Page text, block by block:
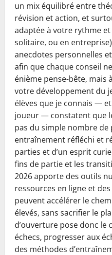
un mix équilibré entre
révision et action, et
adaptée à votre rythme
solitaire, ou en
anecdotes personnelles
afin que chaque conseil
énième pense-bête, mais
votre développement du
élèves que je connais —
joueur — constatent que
pas du simple nombre de
entraînement réfléchi et
parties et d’un esprit
fins de partie et les
2026 apporte des outils
ressources en ligne et
peuvent accélérer le
élevés, sans sacrifier le
d’ouverture pose donc le
échecs, progresser aux
des méthodes